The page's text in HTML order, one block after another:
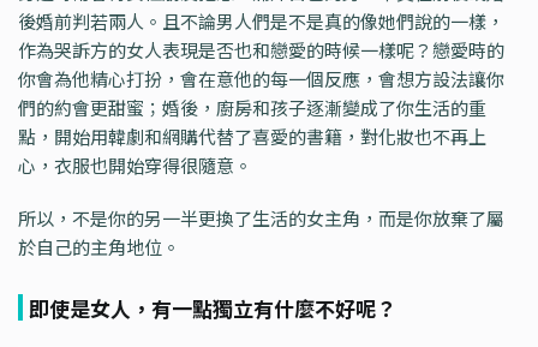
後婚前判若兩人。且不論男人們是不是真的像她們說的一樣，
作為哭訴方的女人表現是否也和戀愛的時候一樣呢？戀愛時的
你會為他精心打扮，會在意他的每一個反應，會想方設法讓你
們的約會更甜蜜；婚後，廚房和孩子逐漸變成了你生活的重
點，開始用韓劇和網購代替了喜愛的書籍，對化妝也不再上
心，衣服也開始穿得很隨意。
所以，不是你的另一半更換了生活的女主角，而是你放棄了屬
於自己的主角地位。
即使是女人，有一點獨立有什麼不好呢？